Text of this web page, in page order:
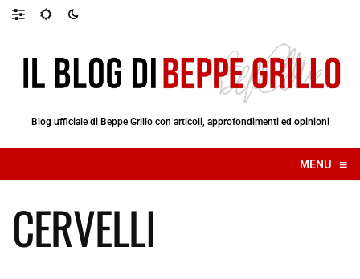
Blog ufficiale di Beppe Grillo con articoli, approfondimenti ed opinioni
MENU ≡
☰
CERVELLI